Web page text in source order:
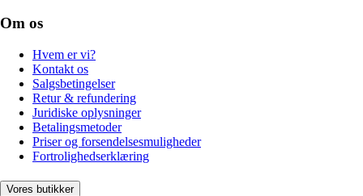
Om os
Hvem er vi?
Kontakt os
Salgsbetingelser
Retur & refundering
Juridiske oplysninger
Betalingsmetoder
Priser og forsendelsesmuligheder
Fortrolighedserklæring
Vores butikker